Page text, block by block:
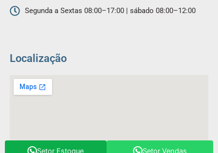
Segunda a Sextas 08:00–17:00 | sábado 08:00–12:00
Localização
Setor Estoque Setor Vendas